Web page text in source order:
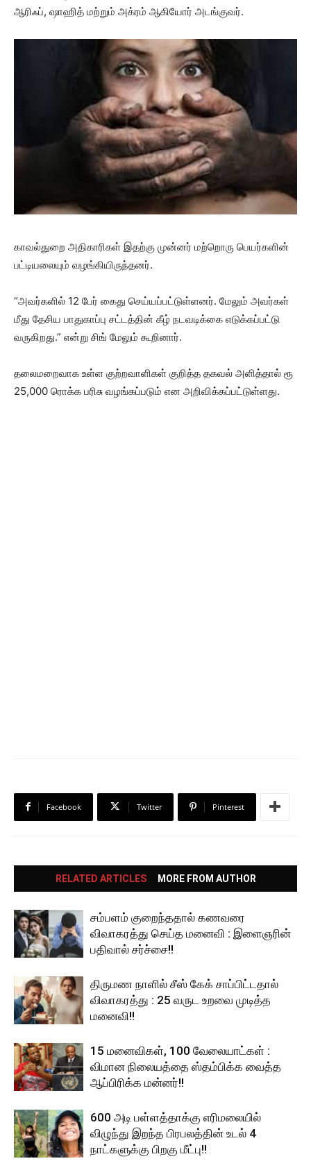
ஆரிஃப், ஷாஹித் மற்றும் அக்ரம் ஆகியோர் அடங்குவர்.
காவல்துறை அதிகாரிகள் இதற்கு முன்னர் மற்றொரு பெயர்களின்
பட்டியலையும் வழங்கியிருந்தனர்.
“அவர்களில் 12 பேர் கைது செய்யப்பட்டுள்ளனர். மேலும் அவர்கள்
மீது தேசிய பாதுகாப்பு சட்டத்தின் கீழ் நடவடிக்கை எடுக்கப்பட்டு
வருகிறது.” என்று சிங் மேலும் கூறினார்.
தலைமறைவாக உள்ள குற்றவாளிகள் குறித்த தகவல் அளித்தால் ரூ
25,000 ரொக்க பரிசு வழங்கப்படும் என அறிவிக்கப்பட்டுள்ளது.
Facebook Twitter Pinterest
RELATED ARTICLES MORE FROM AUTHOR
சம்பளம் குறைந்ததால் கணவரை
விவாகரத்து செய்த மனைவி : இளைஞரின்
பதிவால் சர்ச்சை!!
திருமண நாளில் சீஸ் கேக் சாப்பிட்டதால்
விவாகரத்து : 25 வருட உறவை முடித்த
மனைவி!!
15 மனைவிகள், 100 வேலையாட்கள் :
விமான நிலையத்தை ஸ்தம்பிக்க வைத்த
ஆப்பிரிக்க மன்னர்!!
600 அடி பள்ளத்தாக்கு எரிமலையில்
விழுந்து இறந்த பிரபலத்தின் உடல் 4
நாட்களுக்கு பிறகு மீட்பு!!